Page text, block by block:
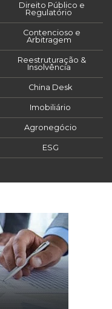
Direito Público e
Regulatório
Contencioso e
Arbitragem
Reestruturação &
Insolvência
China Desk
Imobiliário
Agronegócio
ESG